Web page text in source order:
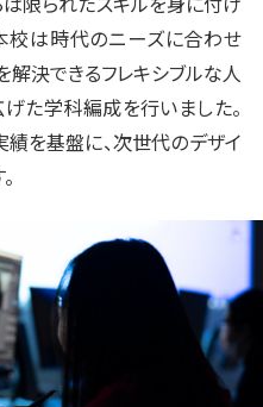
校は時代のニーズに合わせ
解決できるフレキシブルな人
た学科編成を行いました。
を基盤に、次世代のデザイ